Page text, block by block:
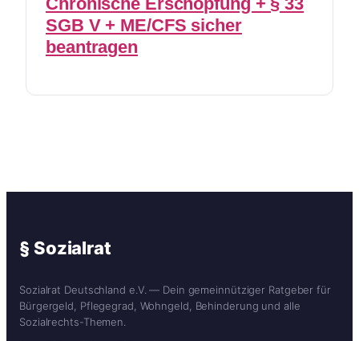
SGB V + ME/CFS sicher
beantragen
§ Sozialrat
Sozialrat Deutschland e.V. — Dein gemeinnütziger Ratgeber für
Bürgergeld, Pflegegrad, Wohngeld, Behinderung und alle
Sozialrechts-Themen.